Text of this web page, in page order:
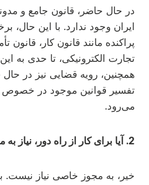
در حال حاضر، قانون جامع و
ایران وجود ندارد. با این حال،
پراکنده مانند قانون کار، قانون
تجارت الکترونیکی، تا حدی به
همچنین، رویه قضایی نیز در
تفسیر قوانین موجود در خصوص
می‌رود.
2. آیا برای کار از راه دور، نیاز به مجوز خاصی است؟
خیر، به مجوز خاصی نیاز نیست.